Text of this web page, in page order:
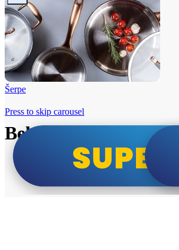
Šerpe
Beko i Tesla super cene
Press to skip carousel